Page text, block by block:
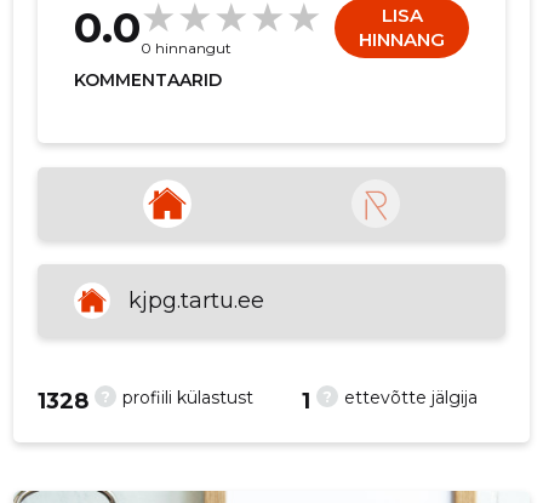
0.00 hinnangut
LISA
HINNANG
KOMMENTAARID
kjpg.tartu.ee
? profiili külastust
1328 ? ettevõtte jälgija
1